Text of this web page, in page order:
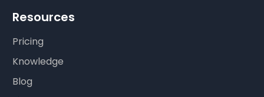
Resources
Pricing
Knowledge
Blog